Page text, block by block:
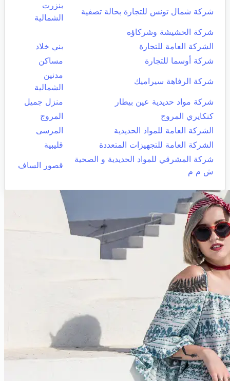
شركة شمال تونس للتجارة بحالة تصفية
بنزرت
الشمالية
شركة الحشيشة وشركاؤه
الشركة العامة للتجارة
بني خلاد
شركة أوسما للتجارة
مساكن
شركة الرفاهة سيراميك
مدنين
الشمالية
شركة مواد حديدية عين بيطار
منزل جميل
كنكايري المروج
المروج
الشركة العامة للمواد الحديدية
المرسى
الشركة العامة للتجهيزات المتعددة
قليبية
شركة المشرقي للمواد الحديدية و الصحية
ش م م
قصور الساف